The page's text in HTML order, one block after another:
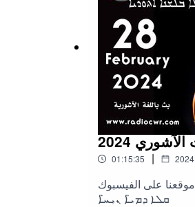
01:15:35 |
موقعنا على الفيسبوكFlow us on Facebook you@RadioCWRموقع الراديوRadio CWRܫܕܸܪ ܐܸܠܢ ܡܛܠܒ ܕܨܠܵܘܬܐܫܘܼܒܼܚ̈ܐ ܘ ܚܘܼܖ̈ܙܐ ܦܪ̈ܝܼܫܐܦܪܣܬܐ ܒܠܫܢܐ ܐܬܘܿܪܝܐܦܪܤ ـ
ܩܠܐ ܕܡܝ̈ܐ ܢܝܼܚ̈ܐ